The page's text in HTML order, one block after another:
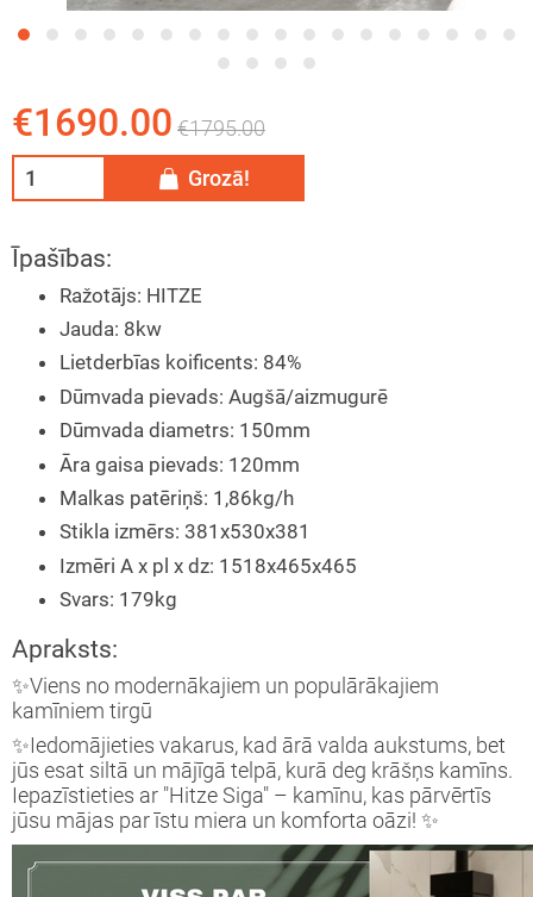
€1690.00 €1795.00
Grozā!
Īpašības:
Ražotājs: HITZE
Jauda: 8kw
Lietderbīas koificents: 84%
Dūmvada pievads: Augšā/aizmugurē
Dūmvada diametrs: 150mm
Āra gaisa pievads: 120mm
Malkas patēriņš: 1,86kg/h
Stikla izmērs: 381x530x381
Izmēri A x pl x dz: 1518x465x465
Svars: 179kg
Apraksts:
✨Viens no modernākajiem un populārākajiem
kamīniem tirgū
✨Iedomājieties vakarus, kad ārā valda aukstums, bet
jūs esat siltā un mājīgā telpā, kurā deg krāšņs kamīns.
Iepazīstieties ar "Hitze Siga" – kamīnu, kas pārvērtīs
jūsu mājas par īstu miera un komforta oāzi! ✨
instrukcija
kamīns
konkurss